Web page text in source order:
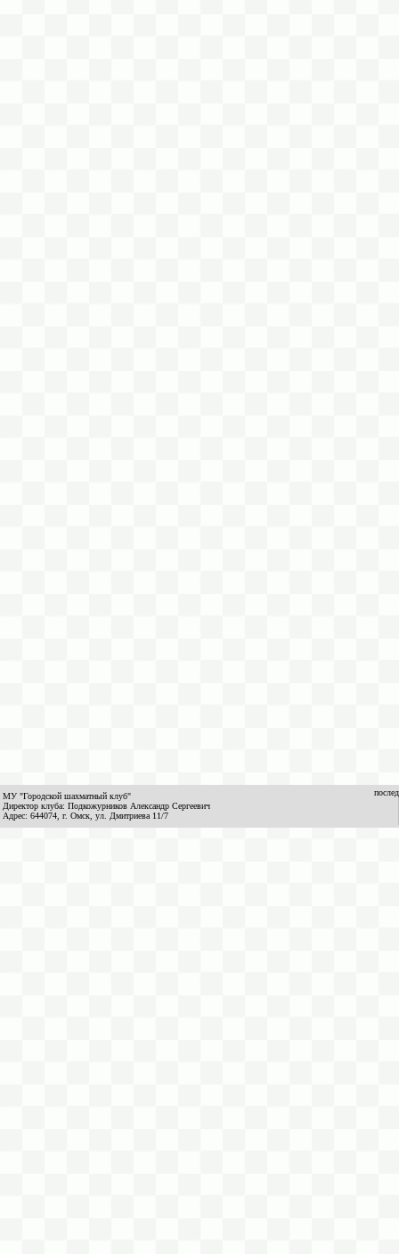
МУ "Городской шахматный клуб"
Директор клуба: Подкожурников Александр Сергеевич
Адрес: 644074, г. Омск, ул. Дмитриева 11/7